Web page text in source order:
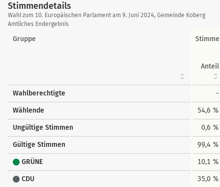
Stimmendetails
Stimmendetails
Wahl zum 10. Europäischen Parlament am 9. Juni 2024, Gemeinde Koberg
Amtliches Endergebnis
Gruppe
Anteil
Wahlberechtigte -
Wählende 54,6 %
Ungültige Stimmen 0,6 %
Gültige Stimmen 99,4 %
GRÜNE 10,1 %
CDU 35,0 %